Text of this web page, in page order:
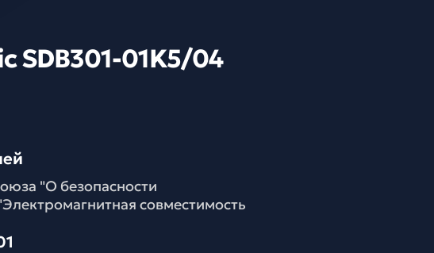
SDB301-01K5/04
"О безопасности
совместимость